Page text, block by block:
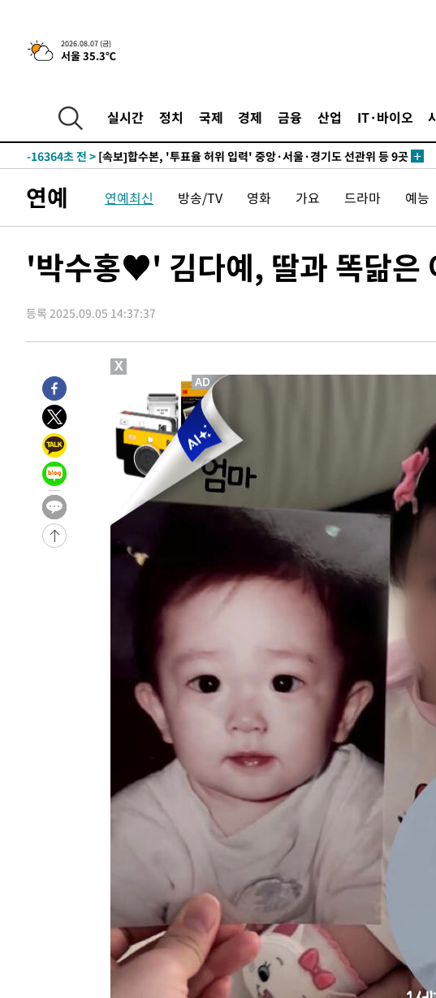
2026.08.07 (금)
서울 35.3℃
실시간 정치 국제 경제 금융 산업 IT·바이오
-19526초 전 >민주 콩고 에볼라환자 4천명 돌파, 4053명 발생 1850명 사망
-18776초 전 >[속보]'300억원대 사기 혐의' 차가원 대표 구속 송치
-16483초 전 >
[속보]경찰·노동부, HL만도 평택사업장 끼임 사망 관련 압수수색
-16364초 전 >
압수수색
-16119초 전 > [속보]원·달러 환율, 오전 9시 1423.8원
-15901초 전 >
[속보]코스닥, 5.95포인트(0.74%) 상승한 807.62개장
-15869초 전 >[속보]코스피, 6300선 재탈환…1.09% 오른 6365.07 개장
태-12332초 전 >입추에도 극한더위…서울 낮 39도 '폭염중대경보'
례 큰 폭발음
-6011초 전 >[속보]美, 폴리실리콘 수입 규제…파생제품 15% 관세, 120일 후 발
-4162초 전 >[속보]트럼프, 美 원정출산 금지 행정명령 서명
[속보] 뉴욕증시, 일제 하락 마감…나스닥 0.06%↓
-30595초 전 >
[속보]국힘 윤리위, '돌려차기 발언' 진종오·서범수 징계 절차 개시
-25920초 전 >
[속보] 7월 중국 수출 23.9%↑ 수입 27.5%↑…무역총액
25.3%↑
-23080초 전 >
[속보]'채상병 순직 책임' 임성근, 항소심도 징역 3년
-22946초 전 >
[속보]종합특검, '관저이전 봐주기 감사' 유병호 구속기소
-19546초 전 >
민주 콩고 에볼라환자 4천명 돌파, 4053명 발생 1850명 사망
-18796초 전 >
[속보]'300억원대 사기 혐의' 차가원 대표 구속 송치
-17990초 전 >
"미 전국적 살모네라 식중독 원인은 멕시코산 할라피뇨"-- CDC
-16503초 전 >
[속보]경찰·노동부, HL만도 평택사업장 끼임 사망 관련 압수수색
[속보]합수본, '투표율 허위 입력' 중앙·서울·경기도 선관위 등 9곳
[속보]원·달러 환율, 오전 9시 1423.8원
[속보]삼성전자·SK하이닉스 동반 강보합…1%대 상승 출발
[속보]코스피, 6300선 재탈환…1.09% 오른 6365.07 개장
시리아 다마스쿠스 교외에서 미니버스 폭발.. 14명 부상, 3명은 중
입추에도 극한더위…서울 낮 39도 '폭염중대경보'
이란, 호르무즈서 "적국 목표물들"과 대치로 남부 케슘섬에서 두차
[속보]美, 폴리실리콘 수입 규제…파생제품 15% 관세, 120일 후 발
[속보]트럼프, 美 원정출산 금지 행정명령 서명
[속보] 뉴욕증시, 일제 하락 마감…나스닥 0.06%↓
연예 연예최신 방송/TV 영화 가요 드라마 예능
'박수홍♥' 김다예, 딸과 똑닮은
등록 2025.09.05 14:37:37
X